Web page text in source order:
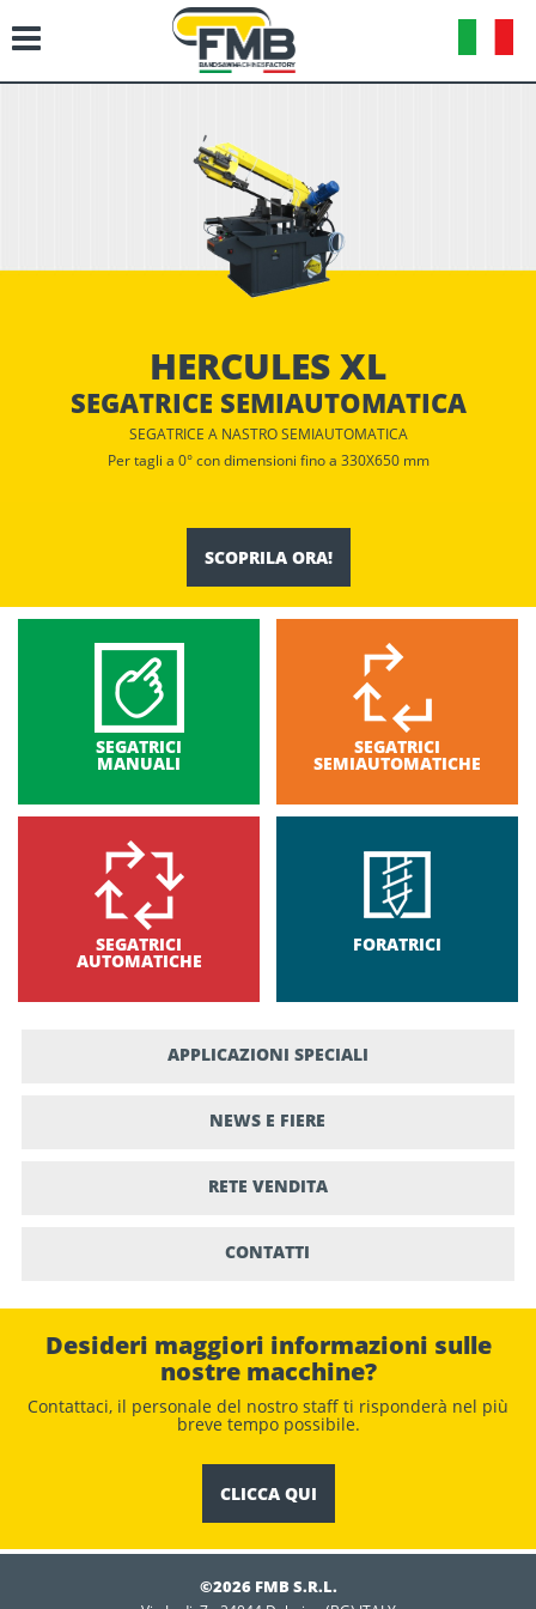
HERCULES XL
SEGATRICE SEMIAUTOMATICA
SEGATRICE A NASTRO SEMIAUTOMATICA
Per tagli a 0° con dimensioni fino a 330X650 mm
SCOPRILA ORA!
SEGATRICI
MANUALI
SEGATRICI
SEMIAUTOMATICHE
SEGATRICI
AUTOMATICHE
FORATRICI
APPLICAZIONI SPECIALI
NEWS E FIERE
RETE VENDITA
CONTATTI
Desideri maggiori informazioni sulle
nostre macchine?
Contattaci, il personale del nostro staﬀ ti risponderà nel più
breve tempo possibile.
CLICCA QUI
©2026 FMB S.R.L.